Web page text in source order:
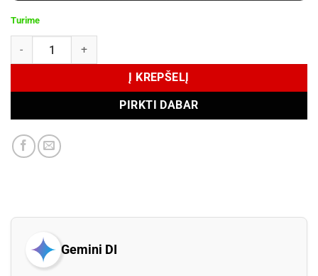
Turime
produkto kiekis: Zadig & Voltaire THIS IS REALLY HER! Eau der
Į KREPŠELĮ
PIRKTI DABAR
Gemini DI